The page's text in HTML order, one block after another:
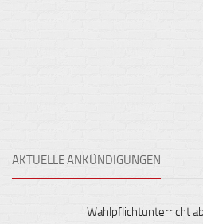
AKTUELLE ANKÜNDIGUNGEN
Wahlpflichtunterricht